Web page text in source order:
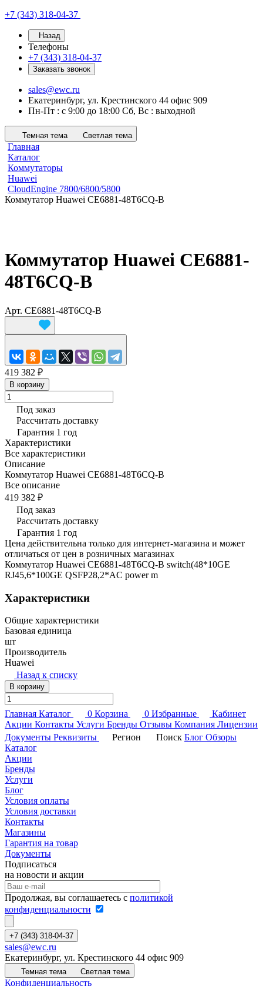
+7 (343) 318-04-37
Назад
Телефоны
+7 (343) 318-04-37
Заказать звонок
sales@ewc.ru
Екатеринбург, ул. Крестинского 44 офис 909
Пн-Пт : с 9:00 до 18:00 Сб, Вс : выходной
Темная тема Светлая тема
Главная
Каталог
Коммутаторы
Huawei
CloudEngine 7800/6800/5800
Коммутатор Huawei CE6881-48T6CQ-B
Коммутатор Huawei CE6881-
48T6CQ-B
Арт. CE6881-48T6CQ-B
419 382 ₽
В корзину
Под заказ
Рассчитать доставку
Гарантия 1 год
Характеристики
Все характеристики
Описание
Коммутатор Huawei CE6881-48T6CQ-B
Все описание
419 382 ₽
Под заказ
Рассчитать доставку
Гарантия 1 год
Цена действительна только для интернет-магазина и может
отличаться от цен в розничных магазинах
Коммутатор Huawei CE6881-48T6CQ-B switch(48*10GE
RJ45,6*100GE QSFP28,2*AC power m
Характеристики
Общие характеристики
Базовая единица
шт
Производитель
Huawei
Назад к списку
В корзину
Главная Каталог 0 Корзина 0 Избранные
Кабинет
Акции Контакты Услуги Бренды Отзывы Компания Лицензии
Документы Реквизиты Регион Поиск Блог Обзоры
Каталог
Акции
Бренды
Услуги
Блог
Условия оплаты
Условия доставки
Контакты
Магазины
Гарантия на товар
Документы
Подписаться
на новости и акции
Продолжая, вы соглашаетесь с политикой
конфиденциальности
+7 (343) 318-04-37
sales@ewc.ru
Екатеринбург, ул. Крестинского 44 офис 909
Темная тема Светлая тема
Конфиденциальность